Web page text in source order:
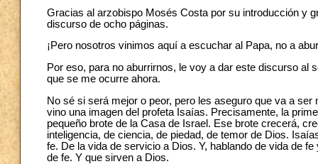
Gracias al arzobispo Mosés Costa por su introducción y
discurso de ocho páginas.
¡Pero nosotros vinimos aquí a escuchar al Papa, no a
Por eso, para no aburrirnos, le voy a dar este discurso al
que se me ocurre ahora.
No sé si será mejor o peor, pero les aseguro que va a
vino una imagen del profeta Isaías. Precisamente, la
pequeño brote de la Casa de Israel. Ese brote crecerá,
inteligencia, de ciencia, de piedad, de temor de Dios.
fe. De la vida de servicio a Dios. Y, hablando de vida de
de fe. Y que sirven a Dios.